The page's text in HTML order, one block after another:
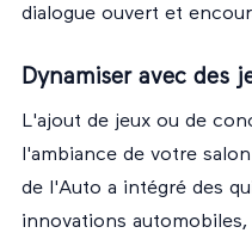
dialogue ouvert et
Dynamiser avec des
L'ajout de jeux ou de
l'ambiance de votre
de l'Auto a intégré des
innovations